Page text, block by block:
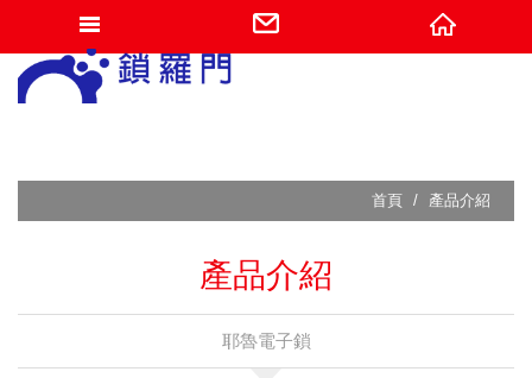
網站名稱
首頁 產品介紹
產品介紹
耶魯電子鎖